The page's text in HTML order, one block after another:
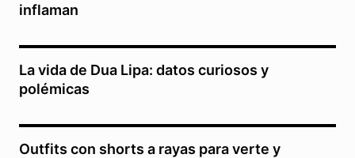
inflaman
La vida de Dua Lipa: datos curiosos y
polémicas
Outfits con shorts a rayas para verte y